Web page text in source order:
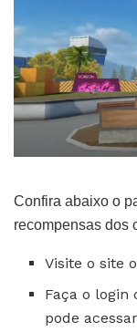
Confira abaixo o
recompensas dos
Visite o site
Faça o login
pode